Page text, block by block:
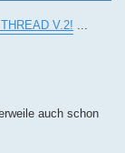
V.2!
auch schon